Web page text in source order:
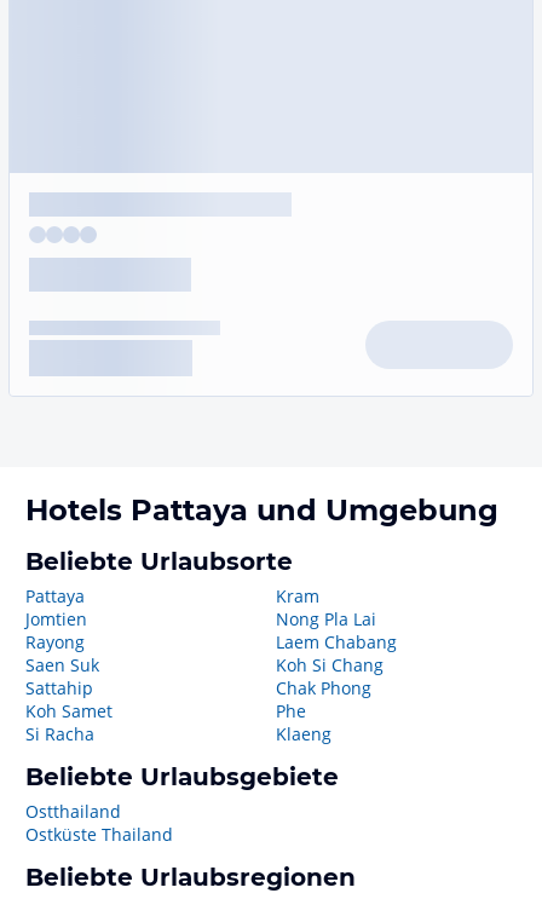
Hotels Pattaya und Umgebung
Beliebte Urlaubsorte
Pattaya
Jomtien
Rayong
Saen Suk
Sattahip
Koh Samet
Si Racha
Kram
Nong Pla Lai
Laem Chabang
Koh Si Chang
Chak Phong
Phe
Klaeng
Beliebte Urlaubsgebiete
Ostthailand
Ostküste Thailand
Beliebte Urlaubsregionen